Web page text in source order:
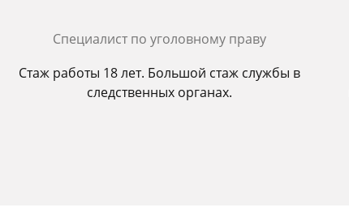
Cпециалист по уголовному праву
Стаж работы 18 лет. Большой стаж службы в
следственных органах.